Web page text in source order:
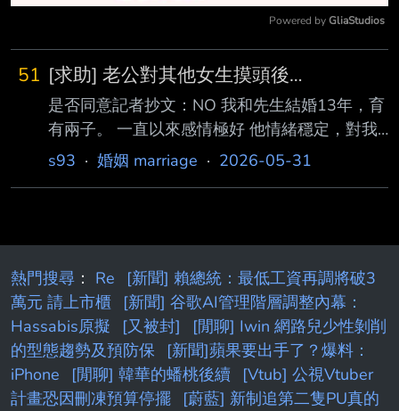
Powered by GliaStudios
51 [求助] 老公對其他女生摸頭後…
是否同意記者抄文：NO 我和先生結婚13年，育
有兩子。 一直以來感情極好 他情緒穩定，對我
跟孩子付出有加 放假所有時間也都給了家庭 我
先生表達自己的不安 當時先生的態度是：覺得
我想太多 他認為自己都有保持距離，說他很潔
身自愛 認為我不需要擔心 因為他的保證，我相
信他 甚至責怪自己太膚淺，努力壓下自己的不
安 約兩週前，我透過公司監視器畫面看到 先生
親暱的摸一位女同事的頭 還有
s93 · 婚姻 marriage · 2026-05-31
熱門搜尋 ： Re
[新聞] 賴總統：最低工資再調將破3
萬元 請上市櫃
[新聞] 谷歌AI管理階層調整內幕：
Hassabis原擬
[又被封]
[閒聊] Iwin 網路兒少性剝削
的型態趨勢及預防保
[新聞]蘋果要出手了？爆料：
iPhone
[閒聊] 韓華的蟠桃後續
[Vtub] 公視Vtuber
計畫恐因刪凍預算停擺
[蔚藍] 新制追第二隻PU真的